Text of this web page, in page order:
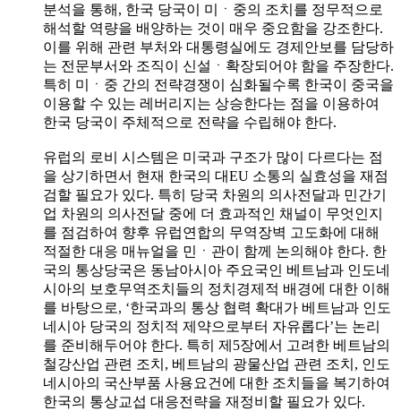
분석을 통해, 한국 당국이 미ㆍ중의 조치를 정무적으로
해석할 역량을 배양하는 것이 매우 중요함을 강조한다.
이를 위해 관련 부처와 대통령실에도 경제안보를 담당하
는 전문부서와 조직이 신설ㆍ확장되어야 함을 주장한다.
특히 미ㆍ중 간의 전략경쟁이 심화될수록 한국이 중국을
이용할 수 있는 레버리지는 상승한다는 점을 이용하여
한국 당국이 주체적으로 전략을 수립해야 한다.
유럽의 로비 시스템은 미국과 구조가 많이 다르다는 점
을 상기하면서 현재 한국의 대EU 소통의 실효성을 재점
검할 필요가 있다. 특히 당국 차원의 의사전달과 민간기
업 차원의 의사전달 중에 더 효과적인 채널이 무엇인지
를 점검하여 향후 유럽연합의 무역장벽 고도화에 대해
적절한 대응 매뉴얼을 민ㆍ관이 함께 논의해야 한다. 한
국의 통상당국은 동남아시아 주요국인 베트남과 인도네
시아의 보호무역조치들의 정치경제적 배경에 대한 이해
를 바탕으로, ‘한국과의 통상 협력 확대가 베트남과 인도
네시아 당국의 정치적 제약으로부터 자유롭다’는 논리
를 준비해두어야 한다. 특히 제5장에서 고려한 베트남의
철강산업 관련 조치, 베트남의 광물산업 관련 조치, 인도
네시아의 국산부품 사용요건에 대한 조치들을 복기하여
한국의 통상교섭 대응전략을 재정비할 필요가 있다.